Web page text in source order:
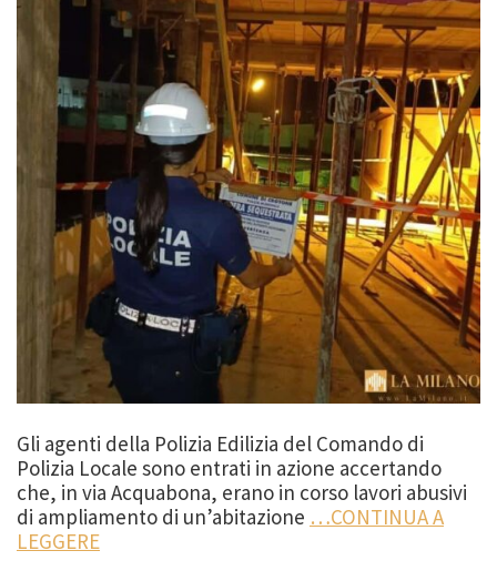
Gli agenti della Polizia Edilizia del Comando di
Polizia Locale sono entrati in azione accertando
che, in via Acquabona, erano in corso lavori abusivi
di ampliamento di un’abitazione …CONTINUA A
LEGGERE